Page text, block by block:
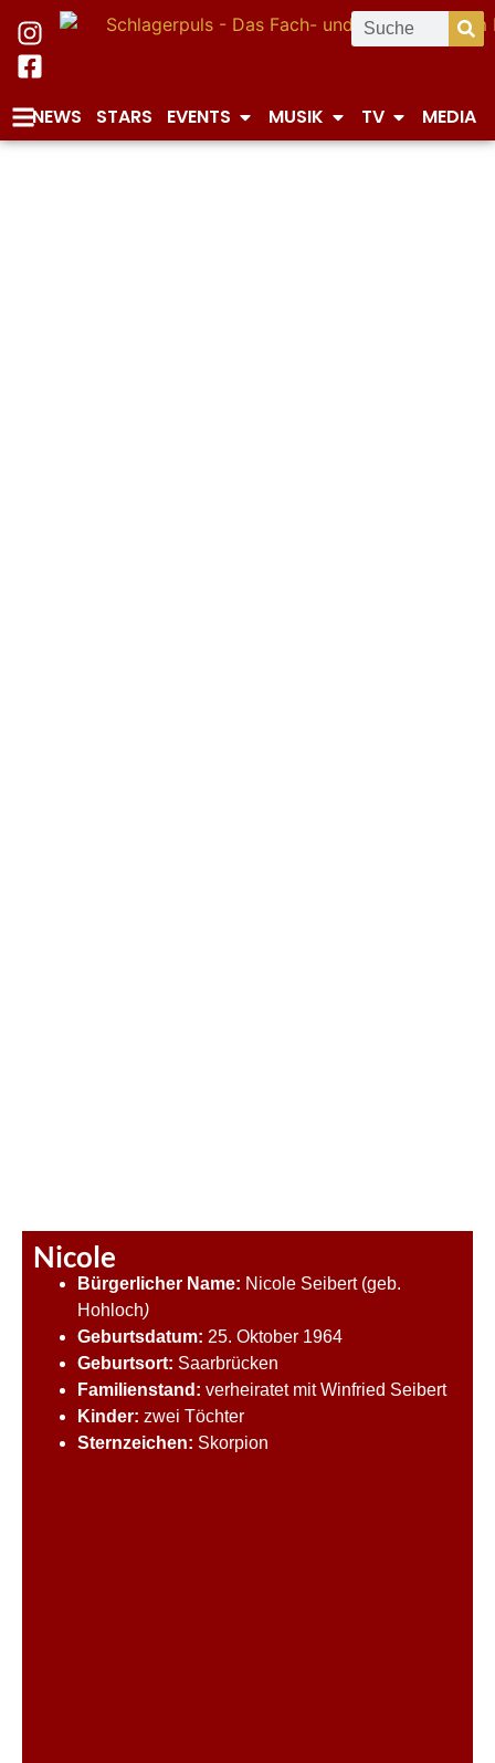
NEWS STARS EVENTS MUSIK TV MEDIA
Nicole
Bürgerlicher Name: Nicole Seibert (geb.
Hohloch)
Geburtsdatum: 25. Oktober 1964
Geburtsort: Saarbrücken
Familienstand: verheiratet mit Winfried Seibert
Kinder: zwei Töchter
Sternzeichen: Skorpion